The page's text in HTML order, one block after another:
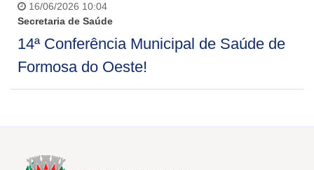
16/06/2026 10:04
Secretaria de Saúde
14ª Conferência Municipal de Saúde de
Formosa do Oeste!